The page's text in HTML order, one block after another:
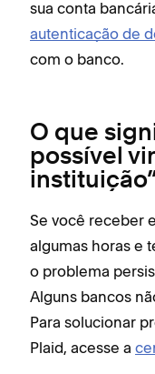
sua conta
autenticação de
com o banco.
O que
possível
Se você receber
algumas horas e
o problema
Alguns bancos
Para solucionar
Plaid, acesse a